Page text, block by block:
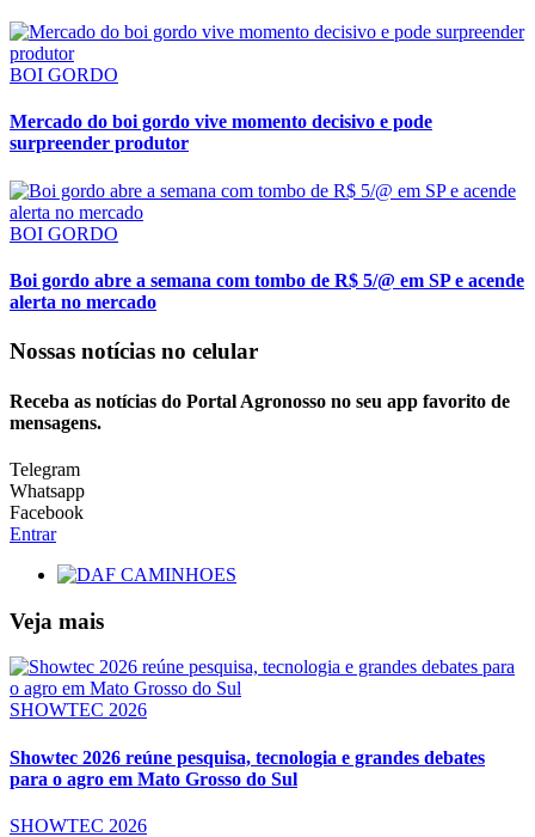
BOI GORDO
Mercado do boi gordo vive momento decisivo e pode
surpreender produtor
BOI GORDO
Boi gordo abre a semana com tombo de R$ 5/@ em SP e acende
alerta no mercado
Nossas notícias no celular
Receba as notícias do Portal Agronosso no seu app favorito de
mensagens.
Telegram
Whatsapp
Facebook
Entrar
Veja mais
SHOWTEC 2026
Showtec 2026 reúne pesquisa, tecnologia e grandes debates
para o agro em Mato Grosso do Sul
SHOWTEC 2026